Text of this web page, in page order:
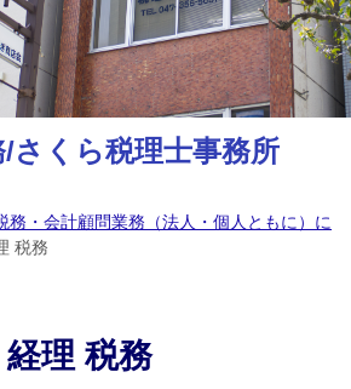
さくら税理士事務所
務・会計顧問業務（法人・個人ともに）に
税務
経理 税務